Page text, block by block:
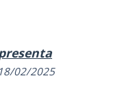
02/2025